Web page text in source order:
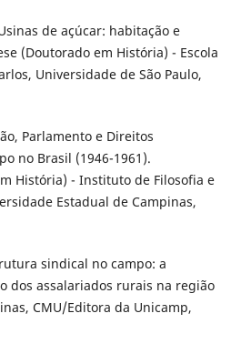
de açúcar: habitação e
(Doutorado em História) - Escola
Universidade de São Paulo,
Parlamento e Direitos
no Brasil (1946-1961).
História) - Instituto de Filosofia e
Estadual de Campinas,
sindical no campo: a
dos assalariados rurais na região
CMU/Editora da Unicamp,